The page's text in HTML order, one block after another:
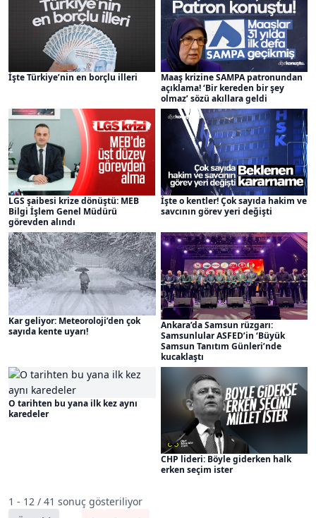
İşte Türkiye’nin en borçlu illeri
Maaş krizine SAMPA patronundan
açıklama! ‘Bir kereden bir şey
olmaz’ sözü akıllara geldi
LGS şaibesi krize dönüştü: MEB
Bilgi İşlem Genel Müdürü
görevden alındı
İşte o kentler! Çok sayıda hakim ve
savcının görev yeri değişti
Kar geliyor: Meteoroloji’den çok
sayıda kente uyarı!
Ankara’da Samsun rüzgarı:
Samsunlular ASFED’in ‘Büyük
Samsun Tanıtım Günleri’nde
kucaklaştı
O tarihten bu yana ilk kez aynı
karedeler
CHP lideri: Böyle giderken halk
erken seçim ister
1 - 12 / 41 sonuç gösteriliyor